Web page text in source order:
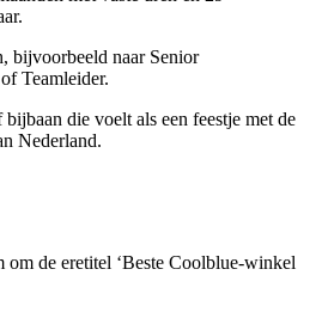
bijvoorbeeld naar Senior
Teamleider.
die voelt als een feestje met de
Nederland.
om de eretitel ‘Beste Coolblue-winkel